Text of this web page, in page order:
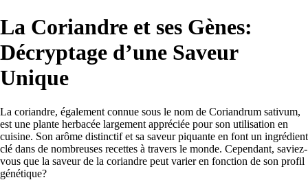
La Coriandre et ses Gènes:
Décryptage d’une Saveur
Unique
La coriandre, également connue sous le nom de Coriandrum sativum,
est une plante herbacée largement appréciée pour son utilisation en
cuisine. Son arôme distinctif et sa saveur piquante en font un ingrédient
clé dans de nombreuses recettes à travers le monde. Cependant, saviez-
vous que la saveur de la coriandre peut varier en fonction de son profil
génétique?